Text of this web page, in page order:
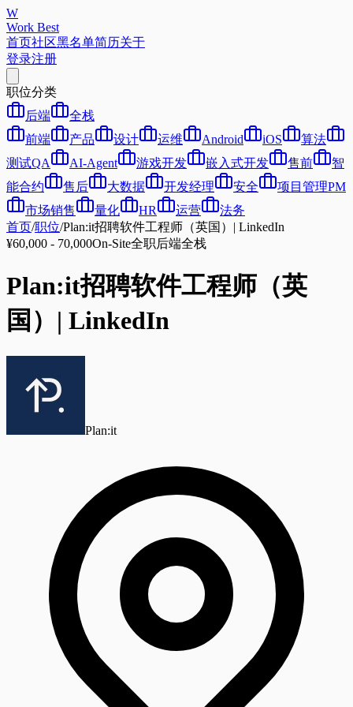
W
Work Best
首页社区黑名单简历关于
登录注册
职位分类
后端
全栈
前端
产品 设计 运维 Android iOS
算法
测试QA
AI-Agent 游戏开发 嵌入式开发 售前
智
能合约
售后 大数据 开发经理 安全
项目管理PM
市场销售
量化 HR 运营
法务
首页/职位/Plan:it招聘软件工程师（英国）| LinkedIn
¥60,000 - 70,000On-Site全职后端全栈
Plan:it招聘软件工程师（英
国）| LinkedIn
Plan:it